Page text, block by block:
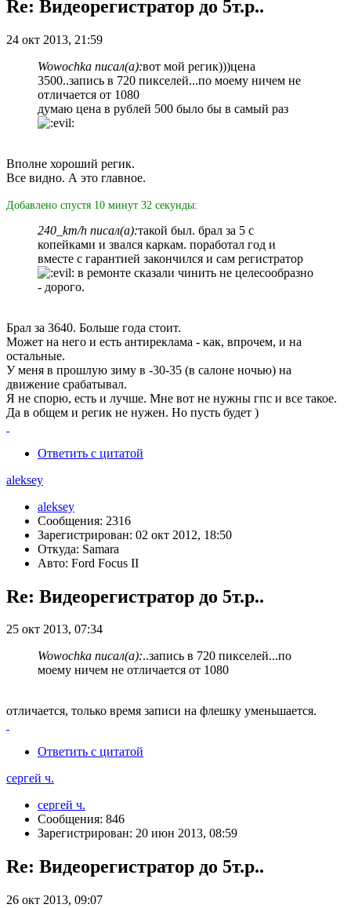
Re: Видеорегистратор до 5т.р..
24 окт 2013, 21:59
Wowochka писал(а):вот мой регик)))цена
3500..запись в 720 пикселей...по моему ничем не
отличается от 1080
думаю цена в рублей 500 было бы в самый раз
Вполне хороший регик.
Все видно. А это главное.
Добавлено спустя 10 минут 32 секунды:
240_km/h писал(а):такой был. брал за 5 с
копейками и звался каркам. поработал год и
вместе с гарантией закончился и сам регистратор
в ремонте сказали чинить не целесообразно
- дорого.
Брал за 3640. Больше года стоит.
Может на него и есть антиреклама - как, впрочем, и на
остальные.
У меня в прошлую зиму в -30-35 (в салоне ночью) на
движение срабатывал.
Я не спорю, есть и лучше. Мне вот не нужны гпс и все такое.
Да в общем и регик не нужен. Но пусть будет )
Ответить с цитатой
aleksey
aleksey
Сообщения: 2316
Зарегистрирован: 02 окт 2012, 18:50
Откуда: Samara
Авто: Ford Focus II
Re: Видеорегистратор до 5т.р..
25 окт 2013, 07:34
Wowochka писал(а):..запись в 720 пикселей...по
моему ничем не отличается от 1080
отличается, только время записи на флешку уменьшается.
Ответить с цитатой
сергей ч.
сергей ч.
Сообщения: 846
Зарегистрирован: 20 июн 2013, 08:59
Re: Видеорегистратор до 5т.р..
26 окт 2013, 09:07